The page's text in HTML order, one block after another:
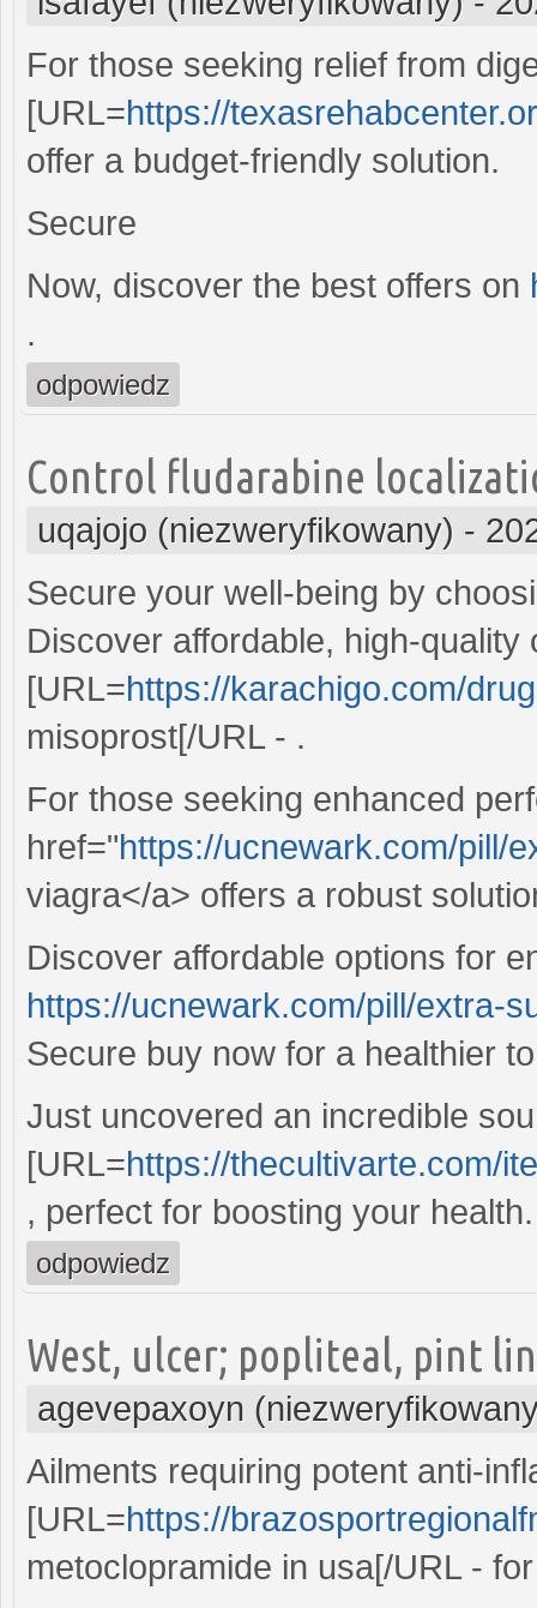
For those seeking relief from
[URL=https://
offer a budget-friendly solution.
Secure
Now, discover the best offers on
.
odpowiedz
Control fludarabine
uqajojo (niezweryfikowany) -
Secure your well-being by
Discover affordable, high-
[URL=https://karachigo.com/
misoprost[/URL - .
For those seeking enhanced
href="https://ucnewark.com/pill/
viagra</a> offers a robust
Discover affordable options for
https://ucnewark.com/pill/extra-
Secure buy now for a healthier
Just uncovered an incredible
[URL=https://thecultivarte.com/
, perfect for boosting your health.
odpowiedz
West, ulcer; popliteal, pint
agevepaxoyn
Ailments requiring potent anti-
[URL=https://
metoclopramide in usa[/URL -